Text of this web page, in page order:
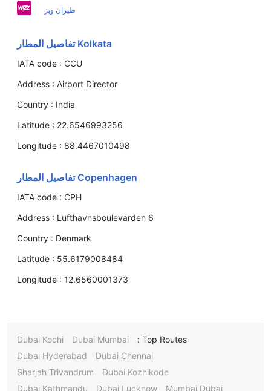
طيران ويز
Kolkata تفاصيل المطار
IATA code :CCU
Address :Airport Director
Country : India
Latitude : 22.6546993256
Longitude : 88.4467010498
Copenhagen تفاصيل المطار
IATA code :CPH
Address : Lufthavnsboulevarden 6
Country : Denmark
Latitude : 55.6179008484
Longitude :12.6560001373
Top Routes :
Dubai Mumbai
Dubai Kochi
Dubai Chennai
Dubai Hyderabad
Dubai Kozhikode
Sharjah Trivandrum
Mumbai Dubai
Dubai Lucknow
Dubai Kathmandu